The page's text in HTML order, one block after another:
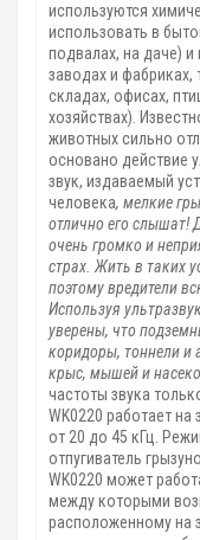
используются
использовать в
подвалах, на даче)
заводах и фабриках,
складах, офисах,
хозяйствах).
животных сильно
основано действие
звук, издаваемый
человека, мелкие
отлично его слышат!
очень громко и
страх. Жить в таких
поэтому вредители
Используя
уверены, что
коридоры, тоннели и
крыс, мышей и
частоты звука
WK0220 работает
от 20 до 45 кГц.
отпугиватель
WK0220 может
между которыми
расположенному на